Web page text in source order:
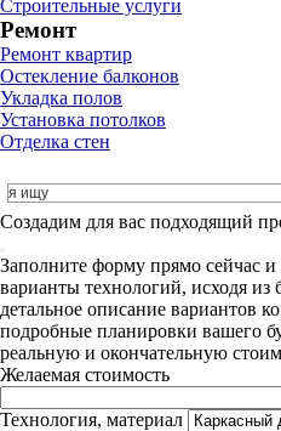
Строительные услуги
Ремонт
Ремонт квартир
Остекление балконов
Укладка полов
Установка потолков
Отделка стен
Cоздадим для вас подходящий
Заполните форму прямо сейчас
варианты технологий, исходя из
детальное описание вариантов
подробные планировки вашего
реальную и окончательную
Желаемая стоимость
Технология, материал